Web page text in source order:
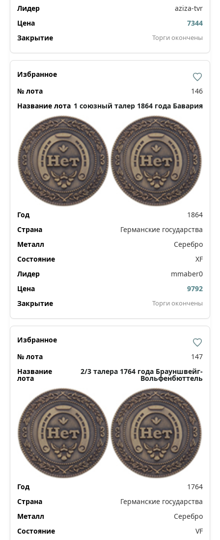
aziza-tvr
7344
Торги окончены
146
1 союзный талер 1864 года Бавария
1864
Германские государства
Серебро
XF
mmaber0
9792
Торги окончены
147
2/3 талера 1764 года Брауншвейг-
Вольфенбюттель
1764
Германские государства
Серебро
VF